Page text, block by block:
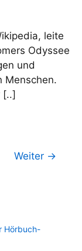
leite
Odyssee
und
Menschen.
[..]
Weiter →
Hörbuch-